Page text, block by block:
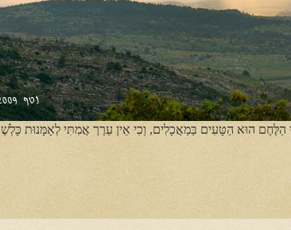
הוּא הַטָּעִים בַּמַאֲכָלִים, וְכִי אֵין עֵרֶך אֲמִתִּי לְאָמָּנוּת